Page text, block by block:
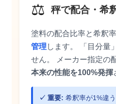
⚖️ 秤で配合・希
塗料の配合比率と希釈
管理 します。 「目分量
せん。 メーカー指定の
本来の性能を100%発揮
✓ 重要: 希釈率が1%違